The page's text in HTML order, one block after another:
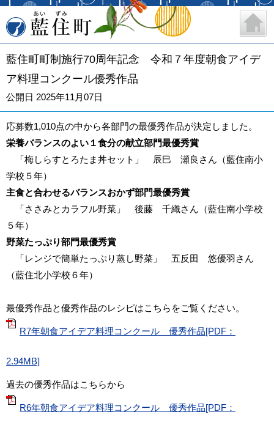
藍住町
藍住町町制施行70周年記念 令和７年度朝食アイデ
ア料理コンクール優秀作品
公開日 2025年11月07日
応募数1,010点の中から各部門の最優秀作品が決定しました。
栄養バランスのよい１食分の献立部門最優秀賞
「梅しらすとろたま丼セット」 辰巳 瀬良さん（藍住南小
学校５年）
主食と合わせるバランスおかず部門最優秀賞
「ささみとカラフル野菜」 後藤 千織さん（藍住南小学校
５年）
野菜たっぷり部門最優秀賞
「レンジで簡単たっぷり蒸し野菜」 五反田 悠優羽さん
（藍住北小学校６年）
最優秀作品と優秀作品のレシピはこちらをご覧ください。
R7年朝食アイデア料理コンクール 優秀作品[PDF：
2.94MB]
過去の優秀作品はこちらから
R6年朝食アイデア料理コンクール 優秀作品[PDF：